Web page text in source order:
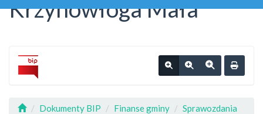
Krzynowłoga Mała
Dokumenty BIP Finanse gminy
Sprawozdania